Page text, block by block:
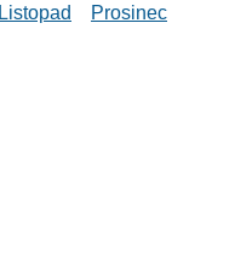
Listopad Prosinec